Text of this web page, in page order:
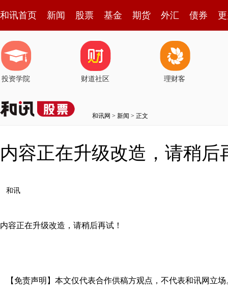
和讯首页 新闻 股票 基金 期货 外汇 债券
投资学院 财道社区 理财客
和讯网 > 新闻 > 正文
内容正在升级改造，请稍后
和讯
内容正在升级改造，请稍后再试！
【免责声明】本文仅代表合作供稿方观点，不代表和讯网立